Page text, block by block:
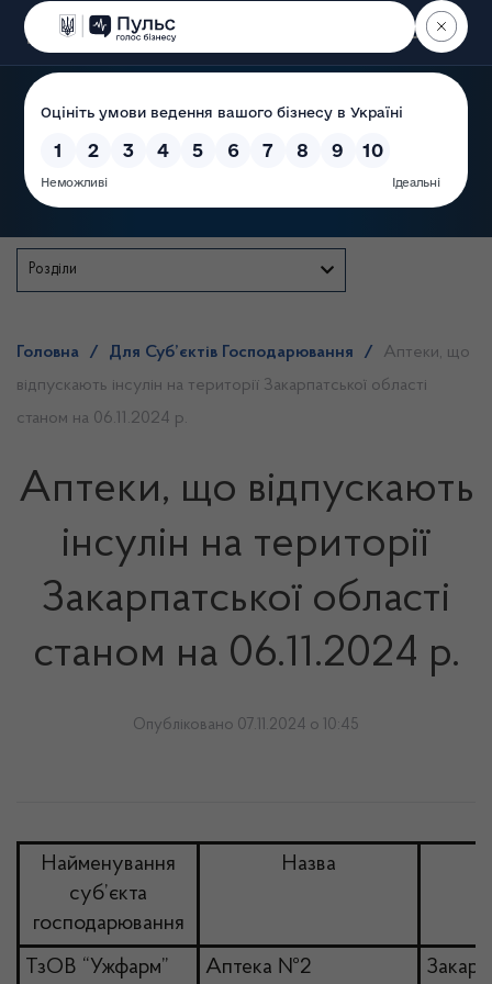
Пошук
Розділи
Головна / Для Суб’єктів Господарювання /
Аптеки, що
відпускають інсулін на території Закарпатської області
станом на 06.11.2024 р.
Аптеки, що відпускають
інсулін на території
Закарпатської області
станом на 06.11.2024 р.
Опубліковано 07.11.2024 о 10:45
Найменування
суб’єкта
господарювання
Назва
ТзОВ “Ужфарм” Аптека №2